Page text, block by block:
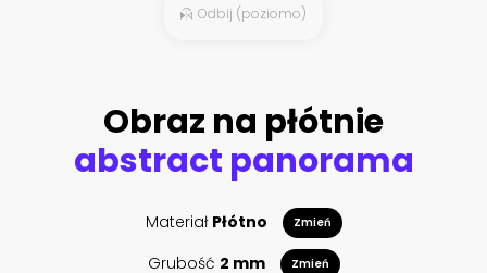
Odbij (poziomo)
Obraz na płótnie
abstract panorama
Materiał Płótno Zmień
Grubość 2 mm Zmień